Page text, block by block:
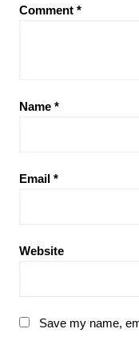
Comment *
Name *
Email *
Website
Save my name,